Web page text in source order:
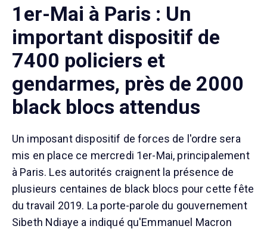
1er-Mai à Paris : Un
important dispositif de
7400 policiers et
gendarmes, près de 2000
black blocs attendus
Un imposant dispositif de forces de l'ordre sera
mis en place ce mercredi 1er-Mai, principalement
à Paris. Les autorités craignent la présence de
plusieurs centaines de black blocs pour cette fête
du travail 2019. La porte-parole du gouvernement
Sibeth Ndiaye a indiqué qu'Emmanuel Macron